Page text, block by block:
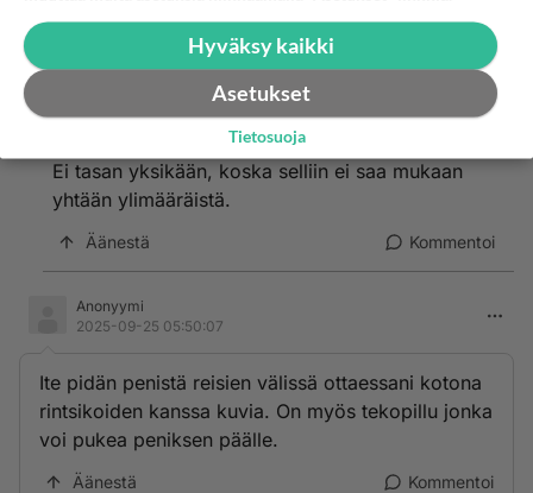
2026-02-23 16:31:33
kirjoitti:
Ei tasan yksikään, koska selliin ei saa mukaan
yhtään ylimääräistä.
Äänestä Kommentoi
Anonyymi
2025-09-25 05:50:07
Ite pidän penistä reisien välissä ottaessani kotona
rintsikoiden kanssa kuvia. On myös tekopillu jonka
voi pukea peniksen päälle.
Äänestä Kommentoi
Hyväksy kaikki
Asetukset
Tietosuoja